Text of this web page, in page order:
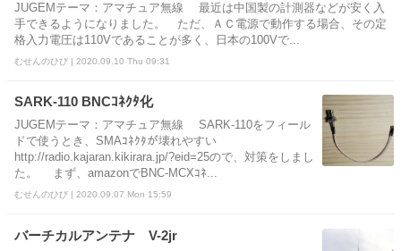
JUGEMテーマ：アマチュア無線 最近は中国製の計測器などが安く入
手できるようになりました。 ただ、ＡＣ電源で動作する場合、その定
格入力電圧は110Vであることが多く、日本の100Vで...
むせんのひび | 2020.09.10 Thu 09:31
SARK-110 BNCｺﾈｸﾀ化
JUGEMテーマ：アマチュア無線 SARK-110をフィール
ドで使うとき、SMAｺﾈｸﾀが壊れやすい
http://radio.kajaran.kikirara.jp/?eid=25ので、対策をしまし
た。 まず、amazonでBNC-MCXｺﾈ...
むせんのひび | 2020.09.07 Mon 15:59
バーチカルアンテナ V-2jr